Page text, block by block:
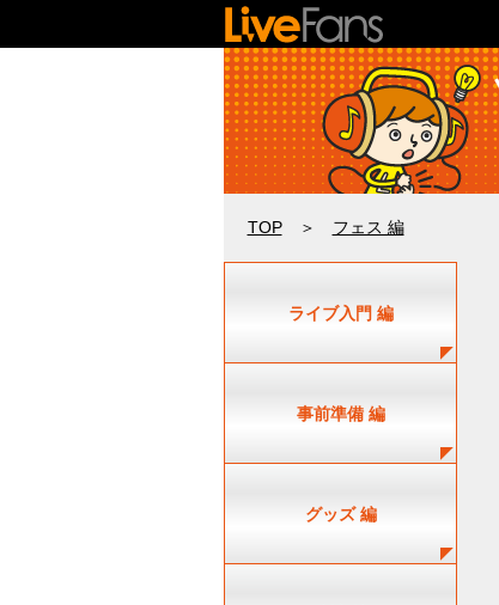
TOP＞ フェス 編
ライブ入門 編
事前準備 編
グッズ 編